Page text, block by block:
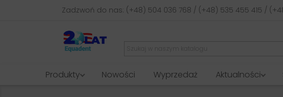
Zadzwoń do nas: (+48) 504 036 768 / (+48) 535 455 415 /
Produkty Nowości Wyprzedaż Aktualności